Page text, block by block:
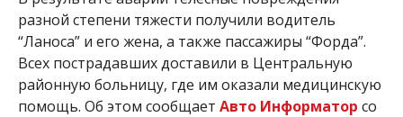
разной степени тяжести получили водитель
“Ланоса” и его жена, а также пассажиры “Форда”.
Всех пострадавших доставили в Центральную
районную больницу, где им оказали медицинскую
помощь. Об этом сообщает Авто Информатор со